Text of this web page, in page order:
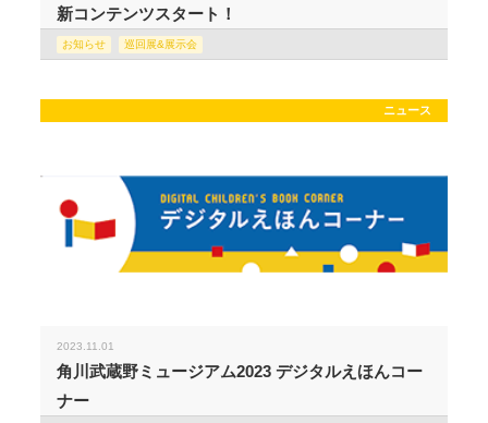
新コンテンツスタート！
お知らせ 巡回展&展示会
ニュース
2023.11.01
角川武蔵野ミュージアム2023 デジタルえほんコー
ナー